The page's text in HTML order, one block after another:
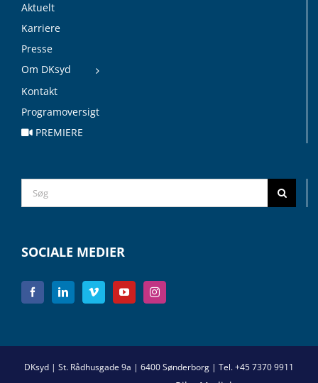
Aktuelt
Karriere
Presse
Om DKsyd
Kontakt
Programoversigt
PREMIERE
Search
for:
SOCIALE MEDIER
DKsyd | St. Rådhusgade 9a | 6400 Sønderborg | Tel. +45 7370 9911